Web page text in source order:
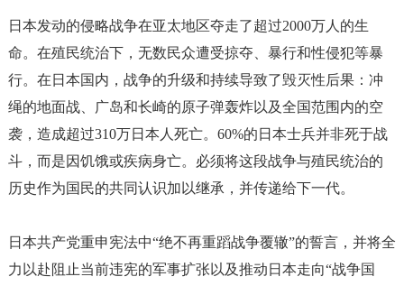
日本发动的侵略战争在亚太地区夺走了超过2000万人的生
命。在殖民统治下，无数民众遭受掠夺、暴行和性侵犯等暴
行。在日本国内，战争的升级和持续导致了毁灭性后果：冲
绳的地面战、广岛和长崎的原子弹轰炸以及全国范围内的空
袭，造成超过310万日本人死亡。60%的日本士兵并非死于战
斗，而是因饥饿或疾病身亡。必须将这段战争与殖民统治的
历史作为国民的共同认识加以继承，并传递给下一代。
日本共产党重申宪法中“绝不再重蹈战争覆辙”的誓言，并将全
力以赴阻止当前违宪的军事扩张以及推动日本走向“战争国